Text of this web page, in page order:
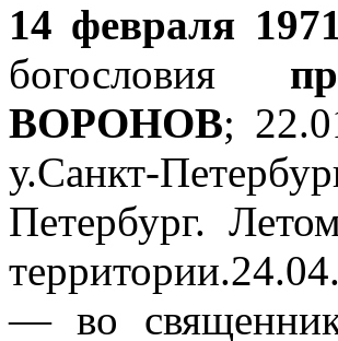
14 февраля
богословия
ВОРОНОВ;
у.Санкт-
Петербург.
— во